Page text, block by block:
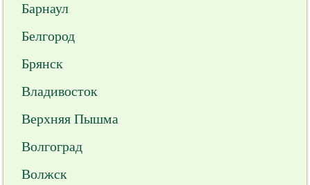
Барнаул
Белгород
Брянск
Владивосток
Верхняя Пышма
Волгоград
Волжск